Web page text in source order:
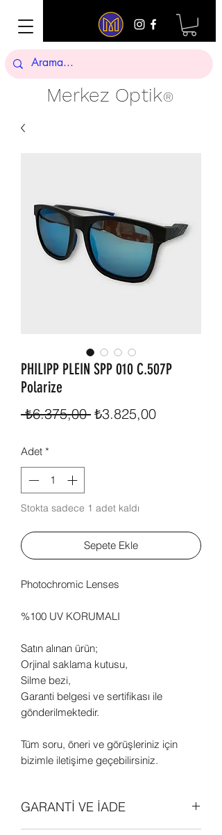
Merkez Optik®
PHILIPP PLEIN SPP 010 C.507P
Polarize
₺6.375,00 Normal
₺3.825,00İndirimli
Adet *
Stokta sadece 1 adet kaldı
Sepete Ekle
Photochromic Lenses
%100 UV KORUMALI
Satın alınan ürün;
Orjinal saklama kutusu,
Silme bezi,
Garanti belgesi ve sertifikası ile
gönderilmektedir.
Tüm soru, öneri ve görüşleriniz için
bizimle iletişime geçebilirsiniz.
GARANTİ VE İADE